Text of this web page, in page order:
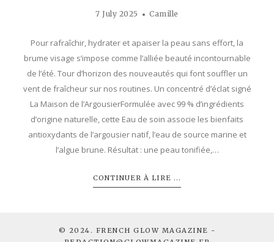
7 July 2025 Camille
Pour rafraîchir, hydrater et apaiser la peau sans effort, la
brume visage s’impose comme l’alliée beauté incontournable
de l’été. Tour d’horizon des nouveautés qui font souffler un
vent de fraîcheur sur nos routines. Un concentré d’éclat signé
La Maison de l’ArgousierFormulée avec 99 % d’ingrédients
d’origine naturelle, cette Eau de soin associe les bienfaits
antioxydants de l’argousier natif, l’eau de source marine et
l’algue brune. Résultat : une peau tonifiée,…
CONTINUER À LIRE ...
© 2024. FRENCH GLOW MAGAZINE -